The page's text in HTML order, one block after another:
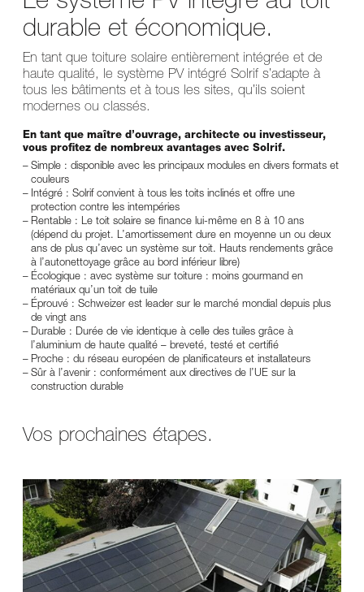
durable et économique.
En tant que toiture solaire entièrement intégrée et de
haute qualité, le système PV intégré Solrif s’adapte à
tous les bâtiments et à tous les sites, qu’ils soient
modernes ou classés.
En tant que maître d’ouvrage, architecte ou investisseur,
vous profitez de nombreux avantages avec Solrif.
Simple : disponible avec les principaux modules en divers formats et
couleurs
Intégré : Solrif convient à tous les toits inclinés et offre une
protection contre les intempéries
Rentable : Le toit solaire se finance lui-même en 8 à 10 ans
(dépend du projet. L’amortissement dure en moyenne un ou deux
ans de plus qu’avec un système sur toit. Hauts rendements grâce
à l’autonettoyage grâce au bord inférieur libre)
Écologique : avec système sur toiture : moins gourmand en
matériaux qu’un toit de tuile
Éprouvé : Schweizer est leader sur le marché mondial depuis plus
de vingt ans
Durable : Durée de vie identique à celle des tuiles grâce à
l’aluminium de haute qualité – breveté, testé et certifié
Proche : du réseau européen de planificateurs et installateurs
Sûr à l’avenir : conformément aux directives de l’UE sur la
construction durable
Vos prochaines étapes.